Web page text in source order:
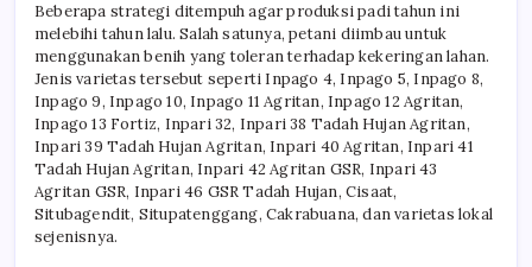
Beberapa strategi ditempuh agar produksi padi tahun ini
melebihi tahun lalu. Salah satunya, petani diimbau untuk
menggunakan benih yang toleran terhadap kekeringan lahan.
Jenis varietas tersebut seperti Inpago 4, Inpago 5, Inpago 8,
Inpago 9, Inpago 10, Inpago 11 Agritan, Inpago 12 Agritan,
Inpago 13 Fortiz, Inpari 32, Inpari 38 Tadah Hujan Agritan,
Inpari 39 Tadah Hujan Agritan, Inpari 40 Agritan, Inpari 41
Tadah Hujan Agritan, Inpari 42 Agritan GSR, Inpari 43
Agritan GSR, Inpari 46 GSR Tadah Hujan, Cisaat,
Situbagendit, Situpatenggang, Cakrabuana, dan varietas lokal
sejenisnya.